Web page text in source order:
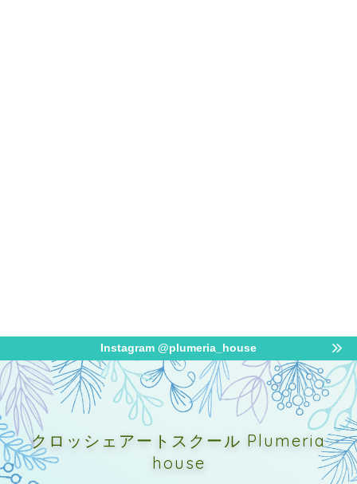
Instagram @plumeria_house
クロッシェアートスクール Plumeria
house